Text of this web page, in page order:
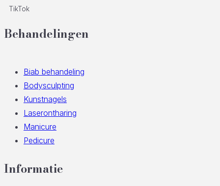
TikTok
Behandelingen
Biab behandeling
Bodysculpting
Kunstnagels
Laserontharing
Manicure
Pedicure
Informatie